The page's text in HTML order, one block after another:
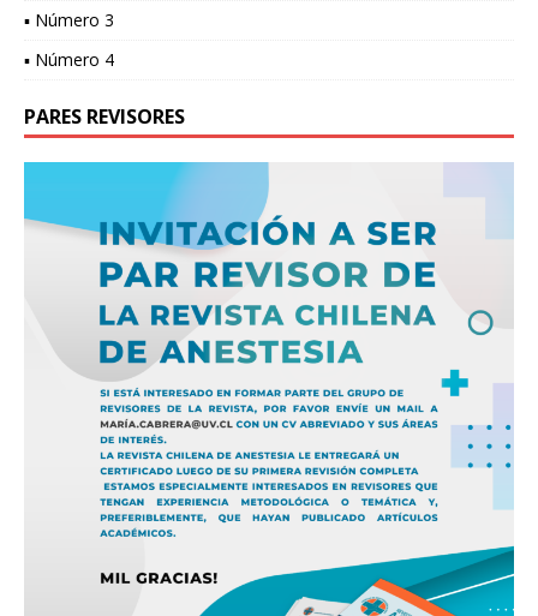
▪ Número 3
▪ Número 4
PARES REVISORES